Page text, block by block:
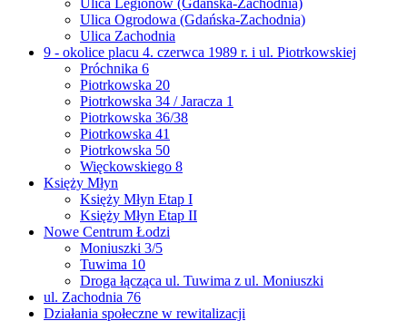
Ulica Ogrodowa (Gdańska-Zachodnia)
Ulica Zachodnia
9 - okolice placu 4. czerwca 1989 r. i ul. Piotrkowskiej
Próchnika 6
Piotrkowska 20
Piotrkowska 34 / Jaracza 1
Piotrkowska 36/38
Piotrkowska 41
Piotrkowska 50
Więckowskiego 8
Księży Młyn
Księży Młyn Etap I
Księży Młyn Etap II
Nowe Centrum Łodzi
Moniuszki 3/5
Tuwima 10
Droga łącząca ul. Tuwima z ul. Moniuszki
ul. Zachodnia 76
Działania społeczne w rewitalizacji